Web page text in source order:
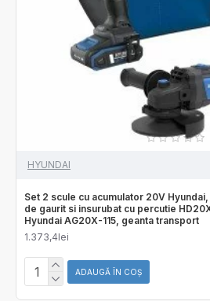
HYUNDAI
Set 2 scule cu acumulator 20V
de gaurit si insurubat cu percutie
Hyundai AG20X-115, geanta transport
1.373,4lei
ADAUGĂ ÎN COŞ